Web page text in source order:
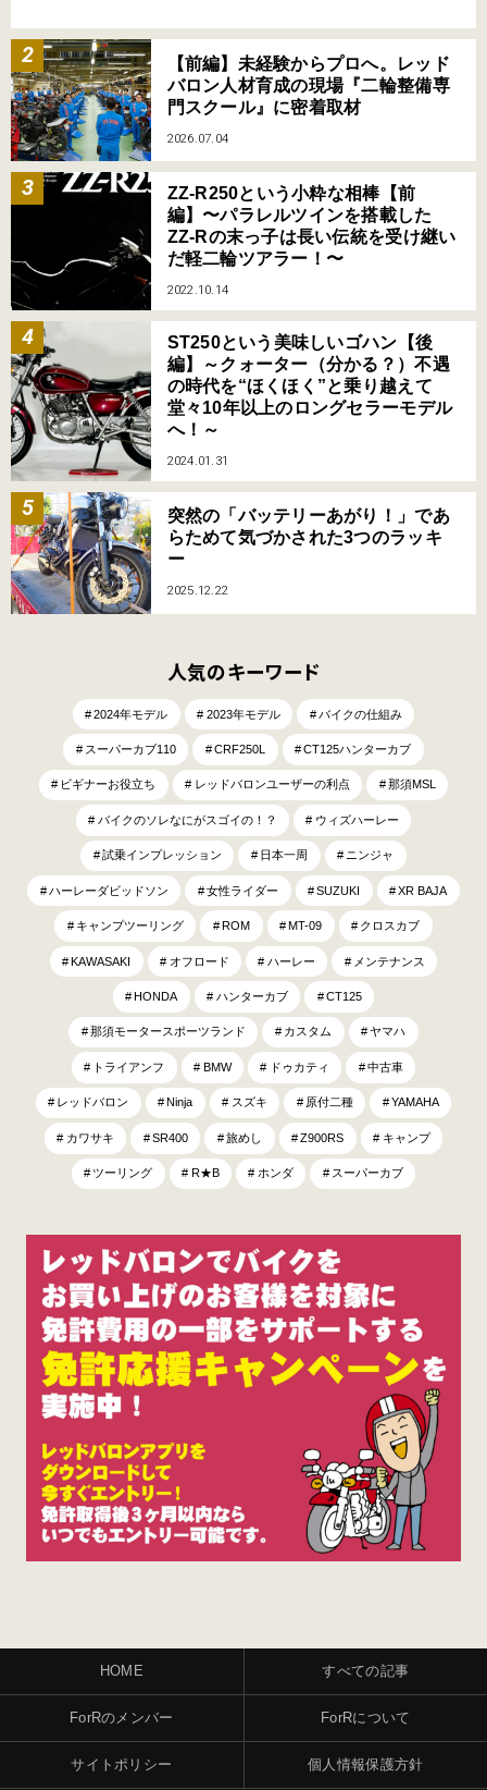
【前編】未経験からプロへ。レッド
バロン人材育成の現場『二輪整備専
門スクール』に密着取材
2026.07.04
ZZ-R250という小粋な相棒【前
編】〜パラレルツインを搭載した
ZZ-Rの末っ子は長い伝統を受け継い
だ軽二輪ツアラー！〜
2022.10.14
ST250という美味しいゴハン【後
編】～クォーター（分かる？）不遇
の時代を“ほくほく”と乗り越えて
堂々10年以上のロングセラーモデル
へ！～
2024.01.31
突然の「バッテリーあがり！」であ
らためて気づかされた3つのラッキ
ー
2025.12.22
人気のキーワード
2024年モデル 2023年モデル バイクの仕組み
スーパーカブ110 CRF250L CT125ハンターカブ
ビギナーお役立ち レッドバロンユーザーの利点 那須MSL
バイクのソレなにがスゴイの！？ ウィズハーレー
試乗インプレッション 日本一周 ニンジャ
ハーレーダビッドソン 女性ライダー SUZUKI XR BAJA
キャンプツーリング ROM MT-09 クロスカブ
KAWASAKI オフロード ハーレー メンテナンス
HONDA ハンターカブ CT125
那須モータースポーツランド カスタム ヤマハ
トライアンフ BMW ドゥカティ 中古車
レッドバロン Ninja スズキ 原付二種 YAMAHA
カワサキ SR400 旅めし Z900RS キャンプ
ツーリング R★B ホンダ スーパーカブ
HOME すべての記事
ForRのメンバー ForRについて
サイトポリシー 個人情報保護方針